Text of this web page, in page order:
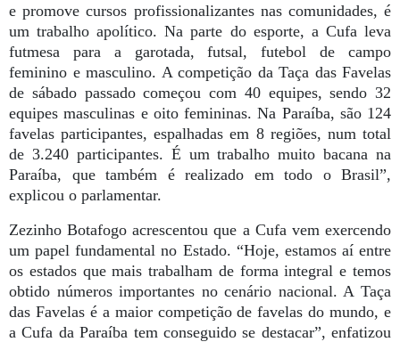
e promove cursos profissionalizantes nas comunidades, é
um trabalho apolítico. Na parte do esporte, a Cufa leva
futmesa para a garotada, futsal, futebol de campo
feminino e masculino. A competição da Taça das Favelas
de sábado passado começou com 40 equipes, sendo 32
equipes masculinas e oito femininas. Na Paraíba, são 124
favelas participantes, espalhadas em 8 regiões, num total
de 3.240 participantes. É um trabalho muito bacana na
Paraíba, que também é realizado em todo o Brasil”,
explicou o parlamentar.
Zezinho Botafogo acrescentou que a Cufa vem exercendo
um papel fundamental no Estado. “Hoje, estamos aí entre
os estados que mais trabalham de forma integral e temos
obtido números importantes no cenário nacional. A Taça
das Favelas é a maior competição de favelas do mundo, e
a Cufa da Paraíba tem conseguido se destacar”, enfatizou